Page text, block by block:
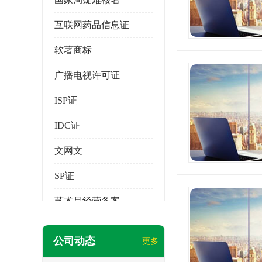
互联网药品信息证
软著商标
广播电视许可证
ISP证
IDC证
文网文
SP证
艺术品经营备案
公司动态 更多